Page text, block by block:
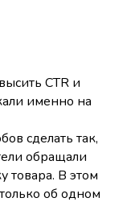
CTR и
именно на
сделать так,
обращали
товара. В этом
об одном